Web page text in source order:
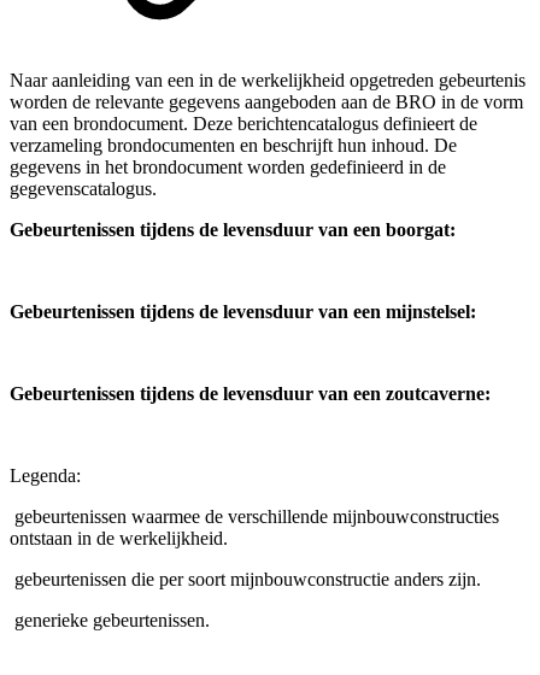
Naar aanleiding van een in de werkelijkheid opgetreden gebeurtenis
worden de relevante gegevens aangeboden aan de BRO in de vorm
van een brondocument. Deze berichtencatalogus definieert de
verzameling brondocumenten en beschrijft hun inhoud. De
gegevens in het brondocument worden gedefinieerd in de
gegevenscatalogus.
Gebeurtenissen tijdens de levensduur van een boorgat:
Gebeurtenissen tijdens de levensduur van een mijnstelsel:
Gebeurtenissen tijdens de levensduur van een zoutcaverne:
Legenda:
gebeurtenissen waarmee de verschillende mijnbouwconstructies
ontstaan in de werkelijkheid.
gebeurtenissen die per soort mijnbouwconstructie anders zijn.
generieke gebeurtenissen.